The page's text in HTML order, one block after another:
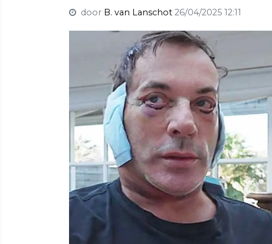
door B. van Lanschot 26/04/2025 12:11